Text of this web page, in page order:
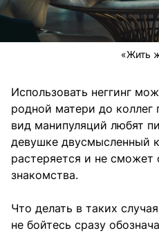
«Жить
Использовать неггинг
родной матери до коллег
вид манипуляций любят
девушке двусмысленный
растеряется и не сможет
знакомства.
Что делать в таких
не бойтесь сразу